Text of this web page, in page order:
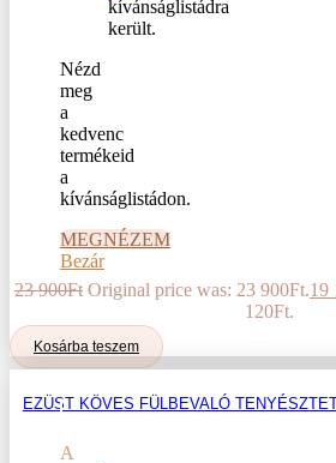
Nézd
meg
a
kedvenc
termékeid
a
kívánságlistádon.
MEGNÉZEM
Bezár
23 900Ft Original price was: 23 900Ft.19
120Ft.
Kosárba teszem
EZÜST KÖVES FÜLBEVALÓ
A